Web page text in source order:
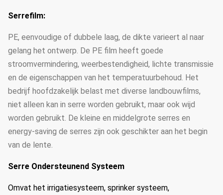
Serrefilm:
PE, eenvoudige of dubbele laag, de dikte varieert al naar
gelang het ontwerp. De PE film heeft goede
stroomvermindering, weerbestendigheid, lichte transmissie
en de eigenschappen van het temperatuurbehoud. Het
bedrijf hoofdzakelijk belast met diverse landbouwfilms,
niet alleen kan in serre worden gebruikt, maar ook wijd
worden gebruikt. De kleine en middelgrote serres en
energy-saving de serres zijn ook geschikter aan het begin
van de lente.
Serre Ondersteunend Systeem
Omvat het irrigatiesysteem, sprinker systeem,